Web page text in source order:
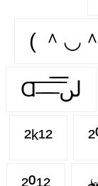
( ＾◡
Ɑ͞ ̶͞ ̶͞ ̶͞ لں͞
²ᵏ¹²